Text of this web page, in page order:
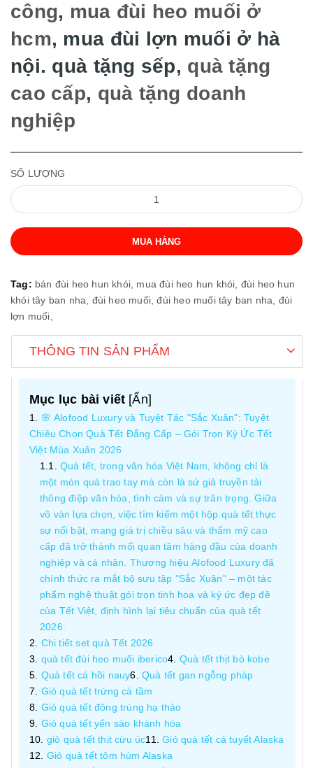
công, mua đùi heo muối ở
hcm, mua đùi lợn muối ở hà
nội. quà tặng sếp, quà tặng
cao cấp, quà tặng doanh
nghiệp
SỐ LƯỢNG
MUA HÀNG
Tag: bán đùi heo hun khói, mua đùi heo hun khói, đùi heo hun
khói tây ban nha, đùi heo muối,đùi heo muối tây ban nha, đùi
lợn muối,
THÔNG TIN SẢN PHẨM
Mục lục bài viết [Ẩn]
🌸 Alofood Luxury và Tuyệt Tác "Sắc Xuân": Tuyệt
Chiêu Chọn Quà Tết Đẳng Cấp – Gói Trọn Ký Ức Tết
Việt Mùa Xuân 2026
Quà tết, trong văn hóa Việt Nam, không chỉ là
một món quà trao tay mà còn là sứ giả truyền tải
thông điệp văn hóa, tình cảm và sự trân trọng. Giữa
vô vàn lựa chọn, việc tìm kiếm một hộp quà tết thực
sự nổi bật, mang giá trị chiều sâu và thẩm mỹ cao
cấp đã trở thành mối quan tâm hàng đầu của doanh
nghiệp và cá nhân. Thương hiệu Alofood Luxury đã
chính thức ra mắt bộ sưu tập "Sắc Xuân" – một tác
phẩm nghệ thuật gói trọn tinh hoa và ký ức đẹp đẽ
của Tết Việt, định hình lại tiêu chuẩn của quà tết
2026.
Chi tiết set quà Tết 2026
quà tết đùi heo muối iberico
Quà tết thịt bò kobe
Quà tết cá hồi nauy
Quà tết gan ngỗng pháp
Giỏ quà tết trứng cá tầm
Giỏ quà tết đông trùng hạ thảo
Giỏ quà tết yến sào khánh hòa
giỏ quà tết thịt cừu úc
Giỏ quà tết cá tuyết Alaska
Giỏ quà tết tôm hùm Alaska